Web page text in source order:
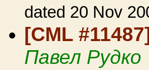
dated 20 Nov
[CML
Павел Рудко